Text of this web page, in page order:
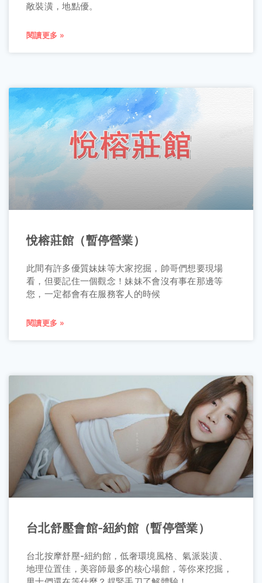
敞裝潢，地點優。
閱讀更多 »
悅榕莊館（暫停營業）
此間有許多優質妹妹等大家挖掘，帥哥們想要現場
看，但要記住一個觀念！妹妹不會沒有事在那邊等
您，一定都會有在服務客人的時候
閱讀更多 »
台北舒壓會館-紐約館（暫停營業）
台北按摩舒壓-紐約館，低奢環境風格、氣派裝潢、
地理位置佳，美容師最多的核心場館，等你來挖掘，